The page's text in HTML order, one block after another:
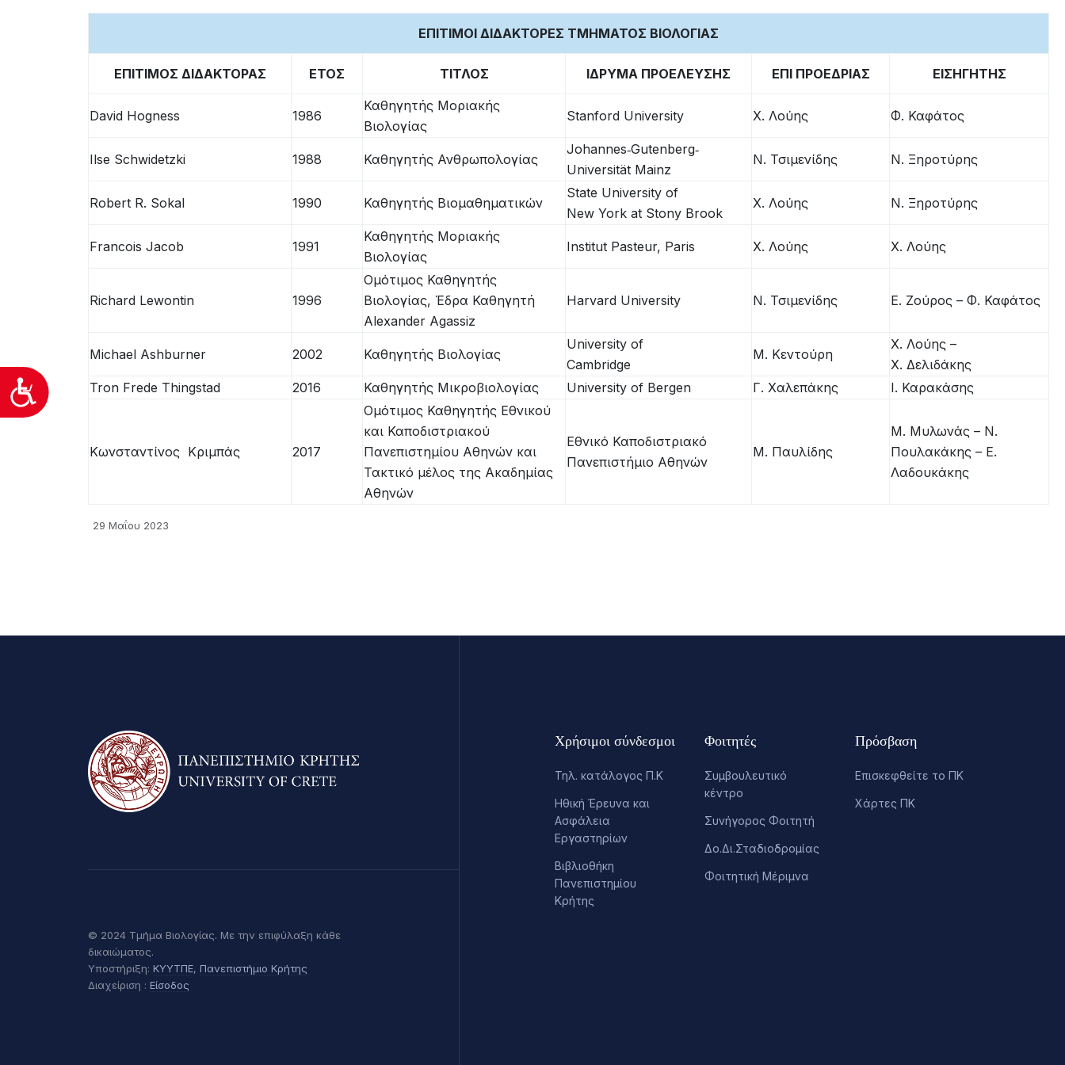
χρησιμοποιούν
προσβασιμότητας.
Προσιτότητα
ΕΠΙΤΙΜΟΙ ΔΙΔΑΚΤΟΡΕΣ ΤΜΗΜΑΤΟΣ ΒΙΟΛΟΓΙΑΣ
ΕΠΙΤΙΜΟΣ ΔΙΔΑΚΤΟΡΑΣ ΕΤΟΣ ΤΙΤΛΟΣ ΙΔΡΥΜΑ ΠΡΟΕΛΕΥΣΗΣ ΕΠΙ ΠΡΟΕΔΡΙΑΣ ΕΙΣΗΓΗΤΗΣ
David Hogness 1986
Καθηγητής Μοριακής
Βιολογίας
Stanford University Χ. Λούης Φ. Καφάτος
Ιlse Schwidetzki 1988 Καθηγητής Ανθρωπολογίας
Johannes‐Gutenberg‐
Universität Mainz
Ν. Τσιμενίδης Ν. Ξηροτύρης
Robert R. Sokal 1990 Καθηγητής Βιομαθηματικών
State University of
New York at Stony Brook
Χ. Λούης Ν. Ξηροτύρης
Francois Jacob 1991
Καθηγητής Μοριακής
Βιολογίας
Institut Pasteur, Paris Χ. Λούης Χ. Λούης
Richard Lewontin 1996
Ομότιμος Καθηγητής
Βιολογίας, Έδρα Καθηγητή
Alexander Agassiz
Harvard University Ν. Τσιμενίδης E. Ζούρος – Φ. Καφάτος
Michael Ashburner 2002 Καθηγητής Βιολογίας
University of
Cambridge
M. Κεντούρη
Χ. Λούης –
Χ. Δελιδάκης
Tron Frede Thingstad
2016 Καθηγητής Μικροβιολογίας University of Bergen Γ. Χαλεπάκης Ι. Καρακάσης
Κωνσταντίνος Κριμπάς 2017
Ομότιμος Καθηγητής Εθνικού
και Καποδιστριακού
Πανεπιστημίου Αθηνών και
Τακτικό μέλος της Ακαδημίας
Αθηνών
Εθνικό Καποδιστριακό
Πανεπιστήμιο Αθηνών
Μ. Παυλίδης
Μ. Μυλωνάς – Ν.
Πουλακάκης – Ε.
Λαδουκάκης
29 Μαΐου 2023
© 2024 Τμήμα Βιολογίας. Με την επιφύλαξη κάθε
δικαιώματος.
Υποστήριξη: ΚΥΥΤΠΕ, Πανεπιστήμιο Κρήτης
Διαχείριση : Είσοδος
Χρήσιμοι σύνδεσμοι
Τηλ. κατάλογος Π.Κ
Ηθική Έρευνα και
Ασφάλεια
Εργαστηρίων
Βιβλιοθήκη
Πανεπιστημίου
Κρήτης
Φοιτητές
Συμβουλευτικό
κέντρο
Συνήγορος Φοιτητή
Δο.Δι.Σταδιοδρομίας
Φοιτητική Μέριμνα
Πρόσβαση
Επισκεφθείτε το ΠΚ
Χάρτες ΠΚ